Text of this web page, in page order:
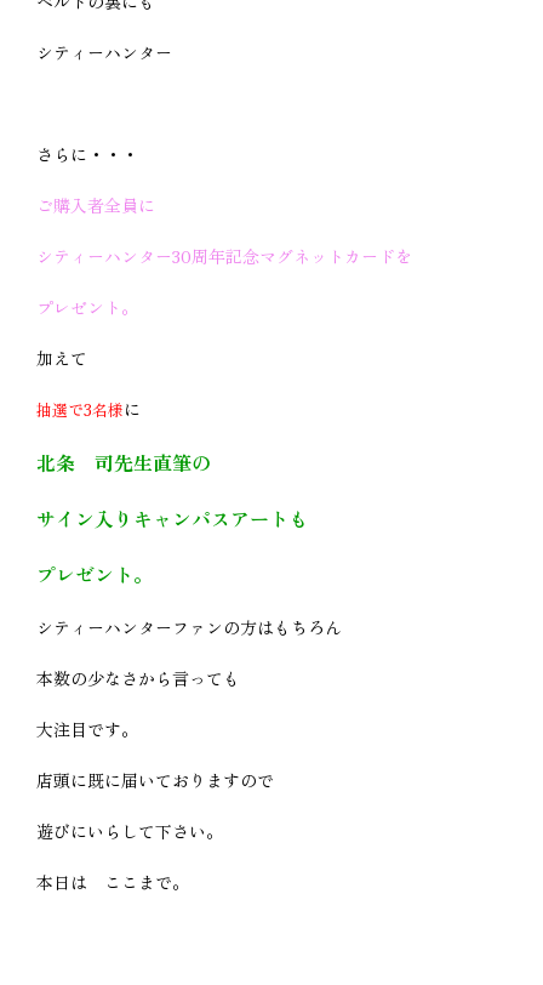
シティーハンター
さらに・・・
ご購入者全員に
シティーハンター30周年記念マグネットカードを
プレゼント。
加えて
抽選で3名様に
北条 司先生直筆の
サイン入りキャンパスアートも
プレゼント。
シティーハンターファンの方はもちろん
本数の少なさから言っても
大注目です。
店頭に既に届いておりますので
遊びにいらして下さい。
本日は ここまで。